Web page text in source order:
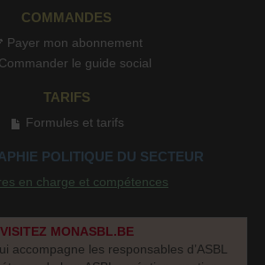
COMMANDES
Payer mon abonnement
Commander le guide social
TARIFS
Formules et tarifs
POLITIQUE DU SECTEUR
en charge et compétences
VISITEZ MONASBL.BE
accompagne les responsables d’ASBL